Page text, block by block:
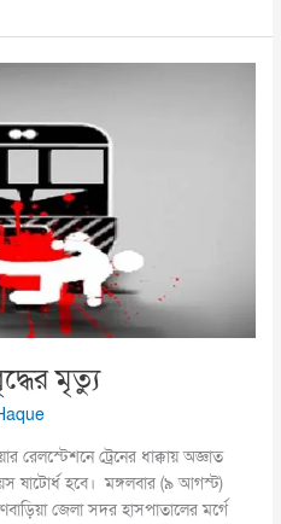
মৃত্যু
রেলস্টেশনে ট্রেনের ধাক্কায় অজ্ঞাত
ষাটোর্ধ হবে। মঙ্গলবার (৯ আগস্ট)
জেলা সদর হাসপাতালের মর্গে